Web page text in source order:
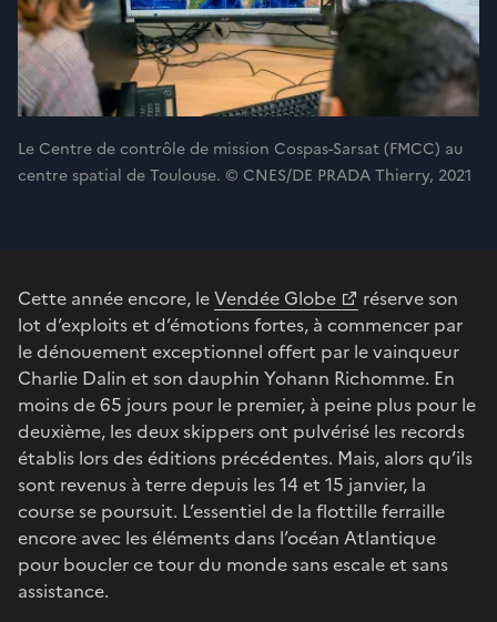
Le Centre de contrôle de mission Cospas-Sarsat (FMCC) au
centre spatial de Toulouse. © CNES/DE PRADA Thierry, 2021
Cette année encore, leVendée Globe
réserve son
lot d’exploits et d’émotions fortes, à commencer par
le dénouement exceptionnel offert par le vainqueur
Charlie Dalin et son dauphin Yohann Richomme. En
moins de 65 jours pour le premier, à peine plus pour le
deuxième, les deux skippers ont pulvérisé les records
établis lors des éditions précédentes. Mais, alors qu’ils
sont revenus à terre depuis les 14 et 15 janvier, la
course se poursuit. L’essentiel de la flottille ferraille
encore avec les éléments dans l’océan Atlantique
pour boucler ce tour du monde sans escale et sans
assistance.